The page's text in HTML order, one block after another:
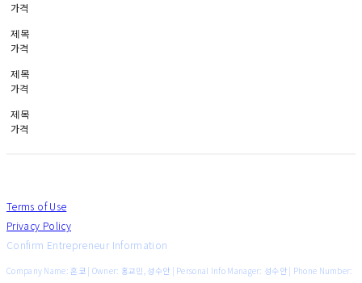
가격
제목
가격
제목
가격
제목
가격
Terms of Use
Privacy Policy
Confirm Entrepreneur Information
Company Name: 혼쿄 | Owner: 홍교민, 성수안 | Personal Info Manager: 성수안 | Phone Number: